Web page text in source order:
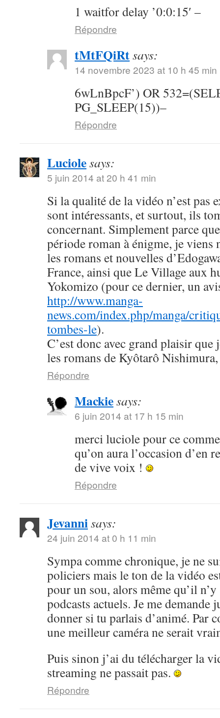
1 waitfor delay ’0:0:15′ –
Répondre
tMtFQiRtsays:
14 novembre 2023 at 10 h 45 min
6wLnBpcF’) OR
PG_SLEEP(15))–
Répondre
Luciolesays:
5 juin 2014 at 20 h 41 min
Si la qualité de la vidéo n’est pas
sont intéressants, et surtout, ils
concernant. Simplement parce
période roman à énigme, je viens
les romans et nouvelles
France, ainsi que Le Village aux
Yokomizo (pour ce dernier, un
http://www.manga-
news.com/index.php/manga/
tombes-le).
C’est donc avec grand plaisir que
les romans de Kyôtarô
Répondre
Mackiesays:
6 juin 2014 at 17 h 15 min
merci luciole pour ce
qu’on aura l’occasion d’en
de vive voix !
Répondre
Jevannisays:
24 juin 2014 at 0 h 11 min
Sympa comme chronique, je ne
policiers mais le ton de la vidéo
pour un sou, alors même qu’il
podcasts actuels. Je me demande
donner si tu parlais d’animé. Par
une meilleur caméra ne serait
Puis sinon j’ai du télécharger la
streaming ne passait pas.
Répondre